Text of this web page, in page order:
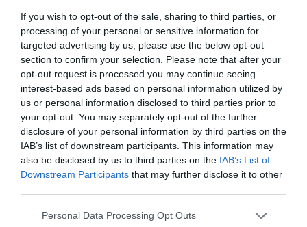
If you wish to opt-out of the sale, sharing to third parties, or
processing of your personal or sensitive information for
targeted advertising by us, please use the below opt-out
section to confirm your selection. Please note that after your
opt-out request is processed you may continue seeing
interest-based ads based on personal information utilized by
us or personal information disclosed to third parties prior to
your opt-out. You may separately opt-out of the further
disclosure of your personal information by third parties on the
IAB’s list of downstream participants. This information may
also be disclosed by us to third parties on the IAB’s List of
Downstream Participants that may further disclose it to other
Please note that this website/app uses one or more Google
Personal Data Processing Opt Outs
PRONEWS.GR /ΔΙΕΘΝΗΣ ΑΣΦΑΛΕΙΑ
Έκρηξη σε παγιδευμένο λεωφορείο
κοντά στη Δαμασκό – Αναφορές για
νεκρούς και τραυματίες (βίντεο)
06.08.2026 | 20:57